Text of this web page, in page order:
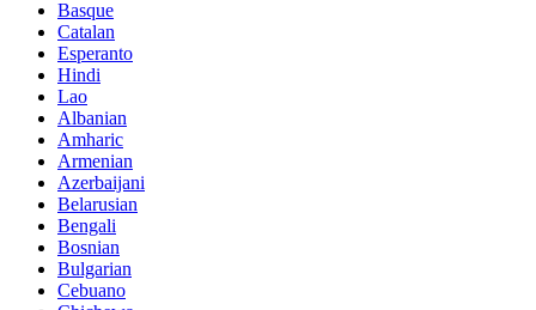
Basque
Catalan
Esperanto
Hindi
Lao
Albanian
Amharic
Armenian
Azerbaijani
Belarusian
Bengali
Bosnian
Bulgarian
Cebuano